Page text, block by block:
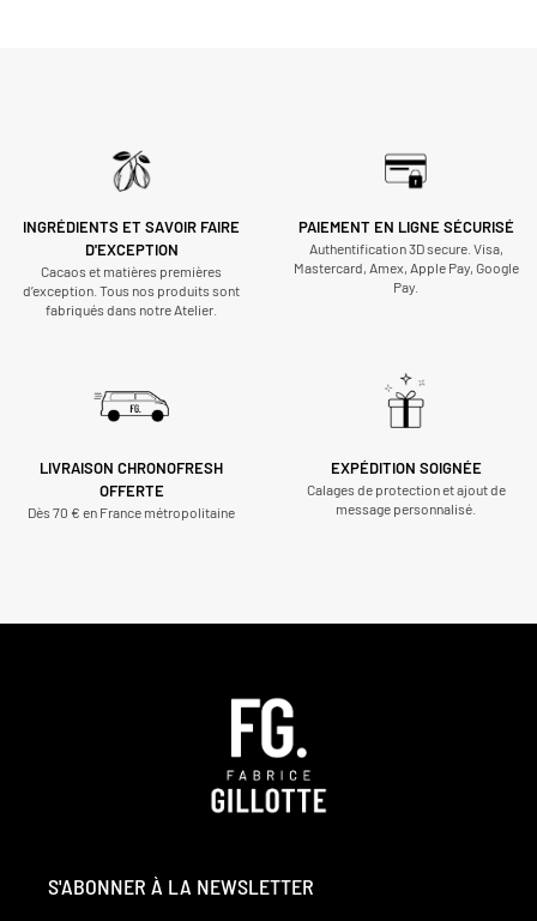
INGRÉDIENTS ET SAVOIR FAIRE
D'EXCEPTION
Cacaos et matières premières
d’exception. Tous nos produits sont
fabriqués dans notre Atelier.
PAIEMENT EN LIGNE SÉCURISÉ
Authentification 3D secure. Visa,
Mastercard, Amex, Apple Pay, Google
Pay.
LIVRAISON CHRONOFRESH
OFFERTE
Dès 70 € en France métropolitaine
EXPÉDITION SOIGNÉE
Calages de protection et ajout de
message personnalisé.
S'ABONNER À LA NEWSLETTER